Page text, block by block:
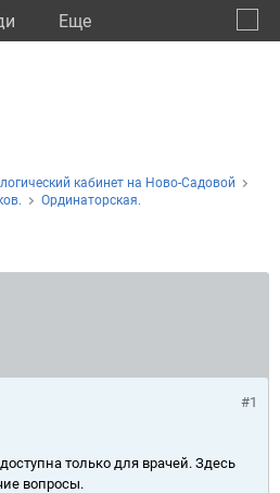
Eще
кабинет на Ново-Садовой
Ординаторская.
#1
только для врачей. Здесь
вопросы.